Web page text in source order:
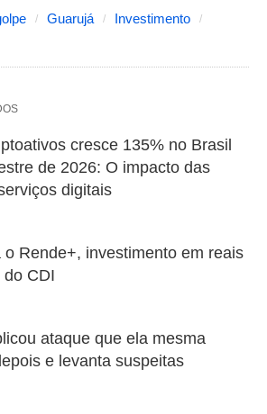
Guarujá
Investimento
cresce 135% no Brasil
de 2026: O impacto das
digitais
o Rende+, investimento em reais
CDI
ataque que ela mesma
e levanta suspeitas